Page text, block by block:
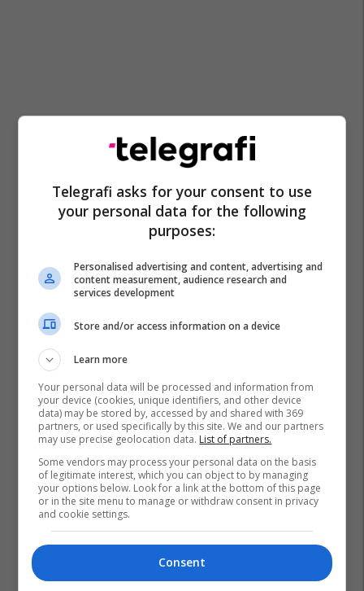
Dubrovnik
Telegrafi asks for your consent to use
your personal data for the following
purposes:
Personalised advertising and content, advertising and
content measurement, audience research and
services development
Store and/or access information on a device
Learn more
Your personal data will be processed and information from
your device (cookies, unique identifiers, and other device
data) may be stored by, accessed by and shared with 369
partners, or used specifically by this site. We and our partners
may use precise geolocation data. List of partners.
Some vendors may process your personal data on the basis
of legitimate interest, which you can object to by managing
your options below. Look for a link at the bottom of this page
or in the site menu to manage or withdraw consent in privacy
and cookie settings.
Consent